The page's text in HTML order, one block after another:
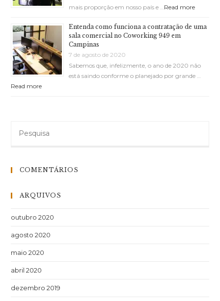
mais proporção em nosso país e …Read more
Entenda como funciona a contratação de uma
sala comercial no Coworking 949 em
Campinas
7 de agosto de 2020
Sabemos que, infelizmente, o ano de 2020 não
está saindo conforme o planejado por grande …
Read more
COMENTÁRIOS
ARQUIVOS
outubro 2020
agosto 2020
maio 2020
abril 2020
dezembro 2019